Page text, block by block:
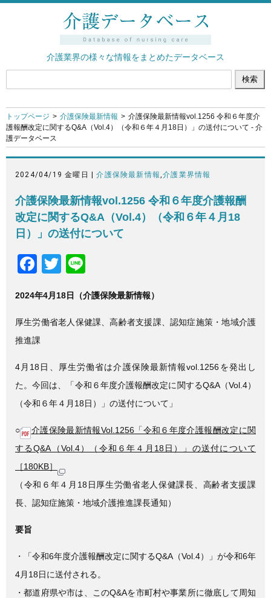
介護業界の様々な情報をまとめたデータベース
トップページ 介護保険最新情報
介護保険最新情報vol.1256 令和６年度介
護報酬改定に関するQ&A（Vol.4）（令和６年４月18日）」の送付について - 介
護データベース
2024/04/19 金曜日 |介護保険最新情報,介護業界情報
介護保険最新情報vol.1256 令和６年度介護報酬
改定に関するQ&A（Vol.4）（令和６年４月18
日）」の送付について
F
c
e
b
o
o
k
T
tt
er
e
2024年4月18日（介護保険最新情報）
厚生労働省老人保健課、高齢者支援課、認知症施策・地域介護
推進課
4月18日、厚生労働省は介護保険最新情報vol.1256を発出し
た。今回は、「令和６年度介護報酬改定に関するQ&A（Vol.4）
（令和６年４月18日）」の送付について」
○
介護保険最新情報Vol.1256「令和６年度介護報酬改定に関
するQ&A（Vol.4）（令和６年４月18日）」の送付について
［180KB］
（令和６年４月18日厚生労働省老人保健課長、高齢者支援課
長、認知症施策・地域介護推進課長通知）
要旨
・「令和6年度介護報酬改定に関するQ&A（Vol.4）」が令和6年
4月18日に送付される。
・都道府県や市は、このQ&Aを市町村や事業所に徹底して周知